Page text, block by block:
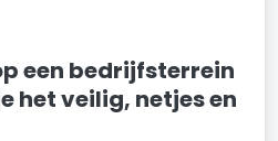
een bedrijfsterrein
het veilig, netjes en